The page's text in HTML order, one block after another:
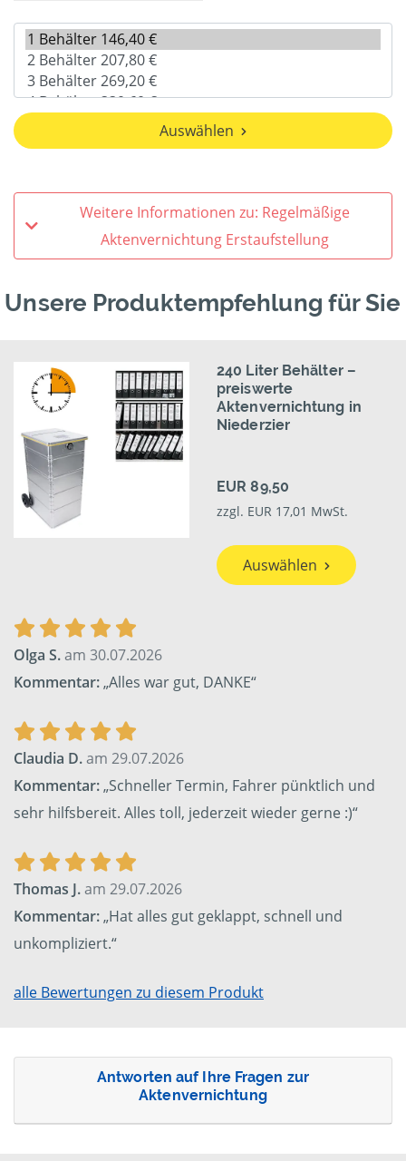
Auswählen
Weitere Informationen zu: Regelmäßige
Aktenvernichtung Erstaufstellung
Unsere Produktempfehlung für Sie
240 Liter Behälter –
preiswerte
Aktenvernichtung in
Niederzier
EUR 89,50
zzgl. EUR 17,01 MwSt.
Auswählen
Olga S.am 30.07.2026
Kommentar:„Alles war gut, DANKE“
Claudia D.am 29.07.2026
Kommentar:„Schneller Termin, Fahrer pünktlich und
sehr hilfsbereit. Alles toll, jederzeit wieder gerne :)“
Thomas J.am 29.07.2026
Kommentar:„Hat alles gut geklappt, schnell und
unkompliziert.“
alle Bewertungen zu diesem Produkt
Antworten auf Ihre Fragen zur
Aktenvernichtung